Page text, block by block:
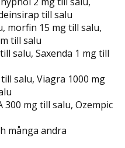
till salu
morfin 15 mg till salu,
till salu
salu, Saxenda 1 mg till
salu, Viagra 1000 mg
300 mg till salu, Ozempic
många andra